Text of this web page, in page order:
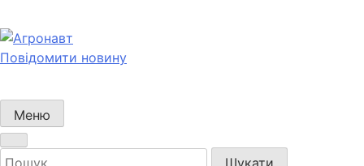
до
вмісту
Новини українського агробізнесу
Повідомити новину
Меню
Пошук: